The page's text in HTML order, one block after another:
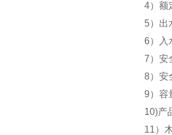
4）额
5）出
6）入
7）安
8）安
9）容
10)产
11）